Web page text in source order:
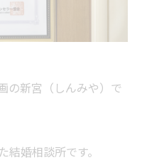
の新宮（しんみや）で
婚相談所です。